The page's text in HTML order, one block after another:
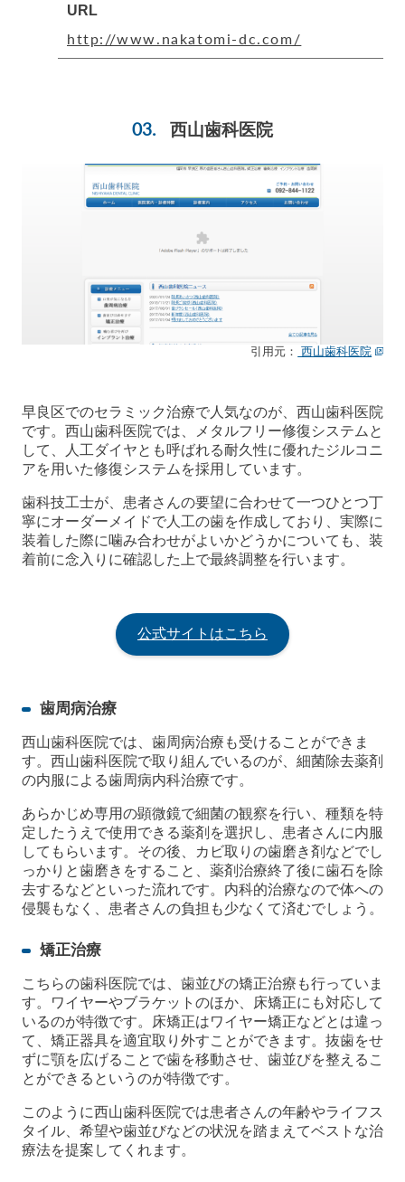
URL
http://www.nakatomi-dc.com/
西山歯科医院
引用元： 西山歯科医院
早良区でのセラミック治療で人気なのが、西山歯科医院
です。西山歯科医院では、メタルフリー修復システムと
して、人工ダイヤとも呼ばれる耐久性に優れたジルコニ
アを用いた修復システムを採用しています。
歯科技工士が、患者さんの要望に合わせて一つひとつ丁
寧にオーダーメイドで人工の歯を作成しており、実際に
装着した際に噛み合わせがよいかどうかについても、装
着前に念入りに確認した上で最終調整を行います。
公式サイトはこちら
歯周病治療
西山歯科医院では、歯周病治療も受けることができま
す。西山歯科医院で取り組んでいるのが、細菌除去薬剤
の内服による歯周病内科治療です。
あらかじめ専用の顕微鏡で細菌の観察を行い、種類を特
定したうえで使用できる薬剤を選択し、患者さんに内服
してもらいます。その後、カビ取りの歯磨き剤などでし
っかりと歯磨きをすること、薬剤治療終了後に歯石を除
去するなどといった流れです。内科的治療なので体への
侵襲もなく、患者さんの負担も少なくて済むでしょう。
矯正治療
こちらの歯科医院では、歯並びの矯正治療も行っていま
す。ワイヤーやブラケットのほか、床矯正にも対応して
いるのが特徴です。床矯正はワイヤー矯正などとは違っ
て、矯正器具を適宜取り外すことができます。抜歯をせ
ずに顎を広げることで歯を移動させ、歯並びを整えるこ
とができるというのが特徴です。
このように西山歯科医院では患者さんの年齢やライフス
タイル、希望や歯並びなどの状況を踏まえてベストな治
療法を提案してくれます。